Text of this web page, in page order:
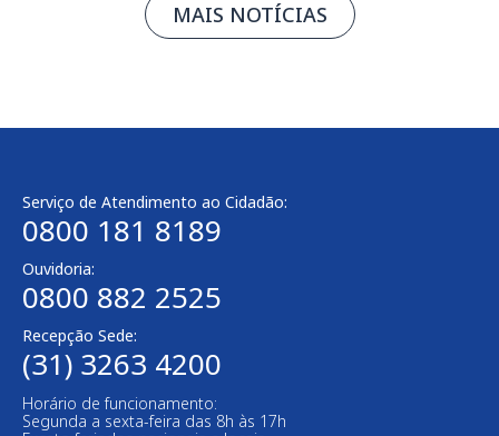
MAIS NOTÍCIAS
Serviço de Atendimento ao Cidadão:
0800 181 8189
Ouvidoria:
0800 882 2525
Recepção Sede:
(31) 3263 4200
Horário de funcionamento:
Segunda a sexta-feira das 8h às 17h